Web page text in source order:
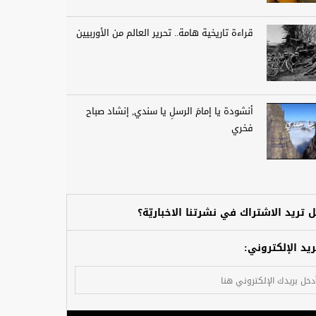
قراءة تاريخية هامة.. تحرير العالم من الأوربيين
أنشودة يا إمامَ الرسلِ يا سندي, إنشاد صباح
فخري
تريد الاشتراك في نشرتنا الاخباريّة؟
الإلكتروني: